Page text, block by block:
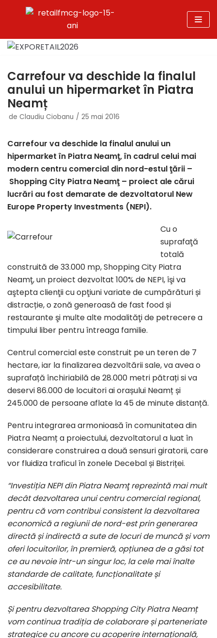
la
conținut
Carrefour va deschide la finalul
anului un hipermarket în Piatra
Neamț
de Claudiu Ciobanu 25 mai 2016
Carrefour va deschide la finalul anului un
hipermarket în Piatra Neamţ, în cadrul celui mai
modern centru comercial din nord-estul ţării –
Shopping City Piatra Neamţ – proiect ale cărui
lucrări au fost demarate de dezvoltatorul New
Europe Property Investments (NEPI).
Cu o
suprafaţă
totală
construită de 33.000 mp, Shopping City Piatra
Neamţ, un proiect dezvoltat 100% de NEPI, îşi va
aştepta clienţii cu opţiuni variate de cumpărături și
distracție, o zonă generoasă de fast food și
restaurante şi multe alte modalităţi de petrecere a
timpului liber pentru întreaga familie.
Centrul comercial este construit pe un teren de 7
hectare, iar la finalizarea dezvoltării sale, va avea o
suprafață închiriabilă de 28.000 metri pătrați si va
deservi 86.000 de locuitori ai orașului Neamț și
245.000 de persoane aflate la 45 de minute distanță.
Pentru integrarea armonioasă în comunitatea din
Piatra Neamț a proiectului, dezvoltatorul a luat în
considerare construirea a două sensuri giratorii, care
vor fluidiza traficul în zonele Decebal și Bistriței.
“Investiția NEPI din Piatra Neamţ reprezintă mai mult
decât dezvoltarea unui centru comercial regional,
pentru că vom contribui consistent la dezvoltarea
economică a regiunii de nord-est prin generarea
directă și indirectă a sute de locuri de muncă și vom
oferi locuitorilor, în premieră, opțiunea de a găsi tot
ce au nevoie într-un singur loc, la cele mai înalte
standarde de calitate, funcționalitate și
accesibilitate.
Și pentru dezvoltarea Shopping City Piatra Neamț
vom continua tradiția de colaborare și parteneriate
strategice cu ancore cu acoperire internațională,